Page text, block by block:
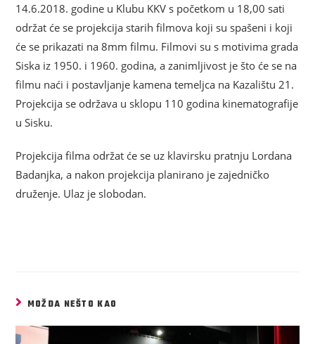
14.6.2018. godine u Klubu KKV s početkom u 18,00 sati
održat će se projekcija starih filmova koji su spašeni i koji
će se prikazati na 8mm filmu. Filmovi su s motivima grada
Siska iz 1950. i 1960. godina, a zanimljivost je što će se na
filmu naći i postavljanje kamena temeljca na Kazalištu 21.
Projekcija se održava u sklopu 110 godina kinematografije
u Sisku.
Projekcija filma održat će se uz klavirsku pratnju Lordana
Badanjka, a nakon projekcija planirano je zajedničko
druženje. Ulaz je slobodan.
MOŽDA NEŠTO KAO